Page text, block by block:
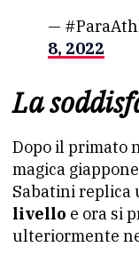
—
8, 2022
La
Dopo il primato
magica
Sabatini replica
livello e ora si
ulteriormente